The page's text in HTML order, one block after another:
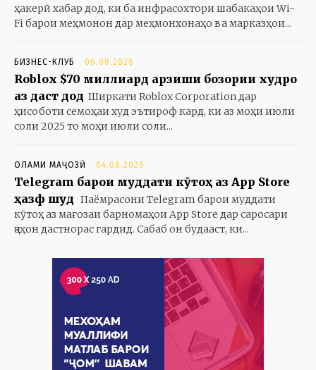
ҳакерӣ хабар дод, ки ба инфрасохтори шабакаҳои Wi-
Fi барои меҳмонон дар меҳмонхонаҳо ва марказҳои...
БИЗНЕС-КЛУБ 06.08.2026
Roblox $70 миллиард арзиши бозории худро
аз даст дод Ширкати Roblox Corporation дар
ҳисоботи семоҳаи худ эътироф кард, ки аз моҳи июли
соли 2025 то моҳи июли соли...
ОЛАМИ МАҶОЗӢ 04.08.2026
Telegram барои муддати кӯтоҳ аз App Store
ҳазф шуд Паёмрасони Telegram барои муддати
кӯтоҳ аз мағозаи барномаҳои App Store дар саросари
ҷаҳон дастнорас гардид. Сабаб он будааст, ки...